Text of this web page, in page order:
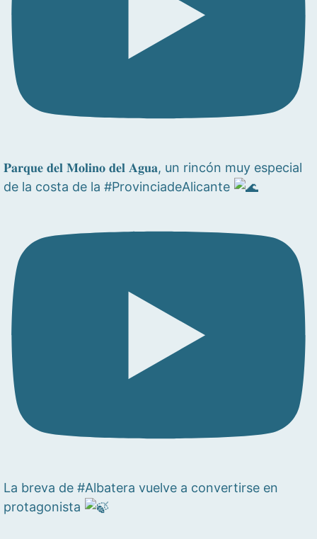
𝐏𝐚𝐫𝐪𝐮𝐞 𝐝𝐞𝐥 𝐌𝐨𝐥𝐢𝐧𝐨 𝐝𝐞𝐥 𝐀𝐠𝐮𝐚, un rincón muy especial
de la costa de la #ProvinciadeAlicante
La breva de #Albatera vuelve a convertirse en
protagonista